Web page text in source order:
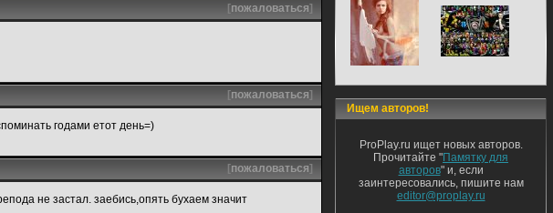
[пожаловаться]
[пожаловаться]
годами етот день=)
[пожаловаться]
не застал. заебиcь,опять бухаем значит
Ищем авторов!
ProPlay.ru ищет новых авторов.
Прочитайте "Памятку для
авторов" и, если
заинтересовались, пишите нам
editor@proplay.ru